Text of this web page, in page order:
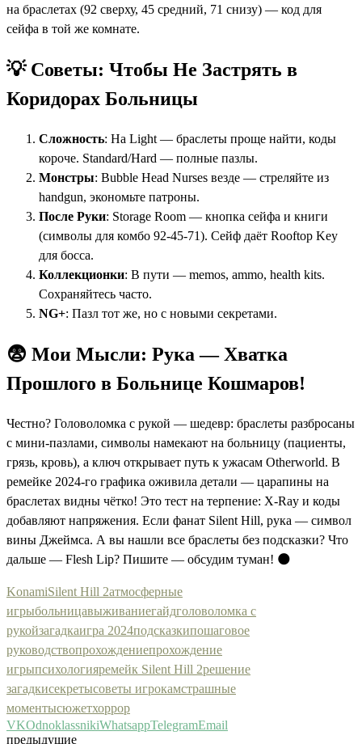
на браслетах (92 сверху, 45 средний, 71 снизу) — код для
сейфа в той же комнате.
💡 Советы: Чтобы Не Застрять в
Коридорах Больницы
Сложность: На Light — браслеты проще найти, коды
короче. Standard/Hard — полные пазлы.
Монстры: Bubble Head Nurses везде — стреляйте из
handgun, экономьте патроны.
После Руки: Storage Room — кнопка сейфа и книги
(символы для комбо 92-45-71). Сейф даёт Rooftop Key
для босса.
Коллекционки: В пути — memos, ammo, health kits.
Сохраняйтесь часто.
NG+: Пазл тот же, но с новыми секретами.
😨 Мои Мысли: Рука — Хватка
Прошлого в Больнице Кошмаров!
Честно? Головоломка с рукой — шедевр: браслеты разбросаны
с мини-пазлами, символы намекают на больницу (пациенты,
грязь, кровь), а ключ открывает путь к ужасам Otherworld. В
ремейке 2024-го графика оживила детали — царапины на
браслетах видны чётко! Это тест на терпение: X-Ray и коды
добавляют напряжения. Если фанат Silent Hill, рука — символ
вины Джеймса. А вы нашли все браслеты без подсказки? Что
дальше — Flesh Lip? Пишите — обсудим туман! 🌑
KonamiSilent Hill 2атмосферные
игрыбольницавыживаниегайдголоволомка с
рукойзагадкаигра 2024подсказкипошаговое
руководствопрохождениепрохождение
игрыпсихологияремейк Silent Hill 2решение
загадкисекретысоветы игрокамстрашные
моментысюжетхоррор
VKOdnoklassnikiWhatsappTelegramEmail
предыдущие